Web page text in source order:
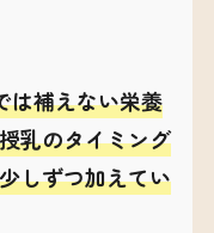
は補えない栄養
乳のタイミング
しずつ加えてい